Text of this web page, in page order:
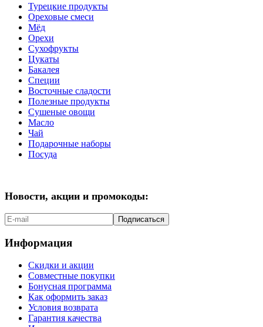
Турецкие продукты
Ореховые смеси
Мёд
Орехи
Сухофрукты
Цукаты
Бакалея
Специи
Восточные сладости
Полезные продукты
Сушеные овощи
Масло
Чай
Подарочные наборы
Посуда
Новости, акции и промокоды:
Подписаться
Информация
Скидки и акции
Совместные покупки
Бонусная программа
Как оформить заказ
Условия возврата
Гарантия качества